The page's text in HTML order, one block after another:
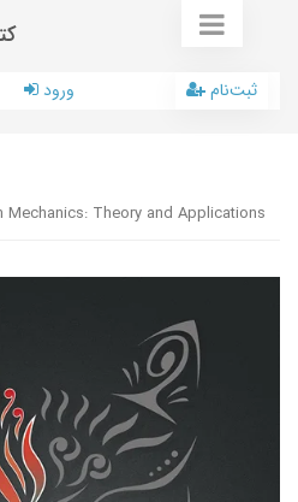
ورود ثبت‌نام
Theory and Applications